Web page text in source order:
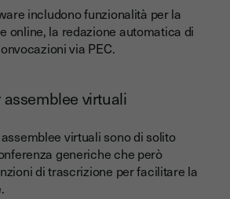
includono funzionalità per la
online, la redazione automatica di
via PEC.
virtuali
virtuali sono di solito
generiche che però
di trascrizione per facilitare la